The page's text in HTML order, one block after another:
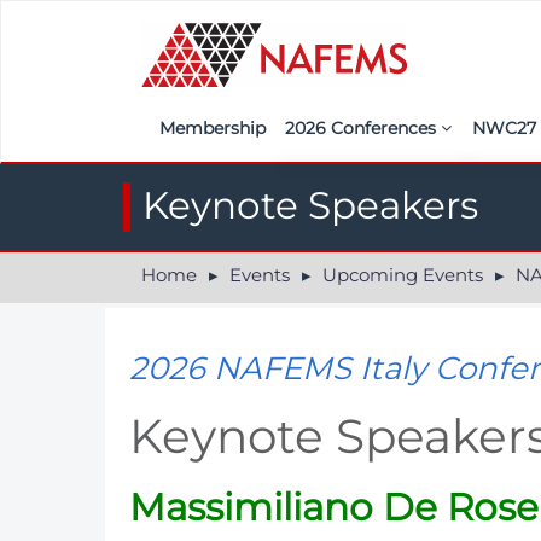
Membership 2026 Conferences
France
India
UK
Americas
Italy
NWC27
Keynote Speakers
Home Events Upcoming Events
2026 NAFEMS Italy
K​eynote
Massimiliano De Rose